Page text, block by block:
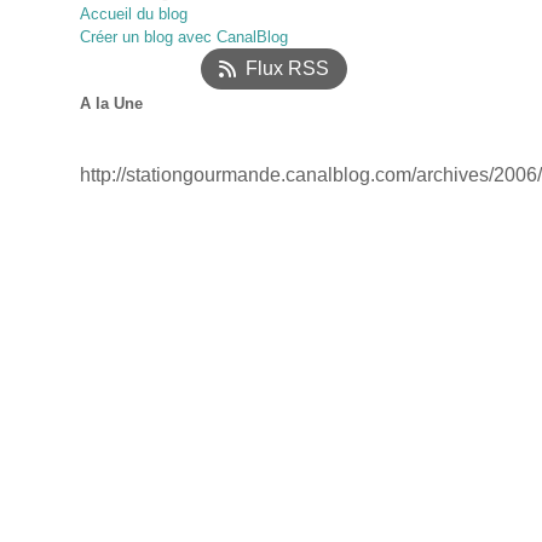
Janvier (12)
Février(17)
Janvier(18)
Mars(52)
Accueil du blog
Créer un blog avec CanalBlog
Flux RSS
A la Une
http://stationgourmande.canalblog.com/archives/